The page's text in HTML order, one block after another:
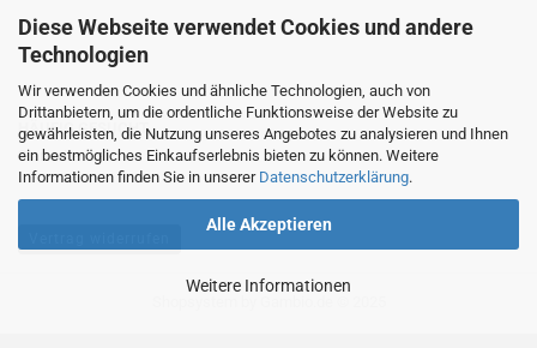
Diese Webseite verwendet Cookies und andere
Technologien
Wir verwenden Cookies und ähnliche Technologien, auch von
Drittanbietern, um die ordentliche Funktionsweise der Website zu
gewährleisten, die Nutzung unseres Angebotes zu analysieren und Ihnen
ein bestmögliches Einkaufserlebnis bieten zu können. Weitere
Informationen finden Sie in unserer Datenschutzerklärung.
Alle Akzeptieren
Weitere Informationen
HÄUFIG GESUCHT
Startseite